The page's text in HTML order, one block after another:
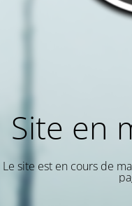
Site en
Le site est en cours de